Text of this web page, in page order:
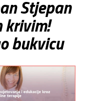
Stjepan
krivim!
bukvicu